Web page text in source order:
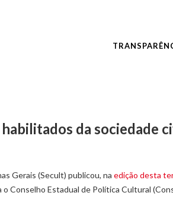
da sociedade
Gerais (Secult) publicou, na edição desta
Conselho Estadual de Política Cultural